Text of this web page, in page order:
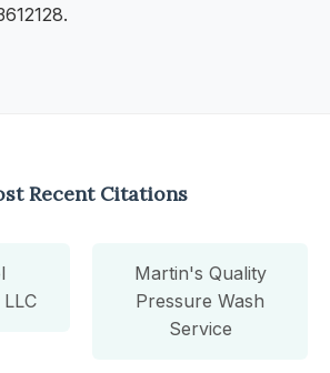
Recent Citations
Martin's Quality
Pressure Wash
Service